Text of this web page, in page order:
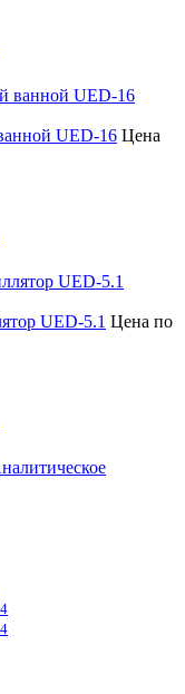
UED-16 Цена
UED-5.1 Цена по
4